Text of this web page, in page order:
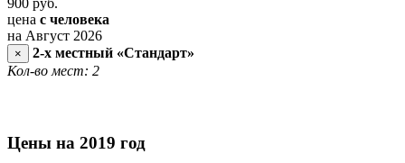
900 руб.
цена с человека
на Август 2026
×
2-х местный «Стандарт»
Кол-во мест: 2
Цены на 2019 год